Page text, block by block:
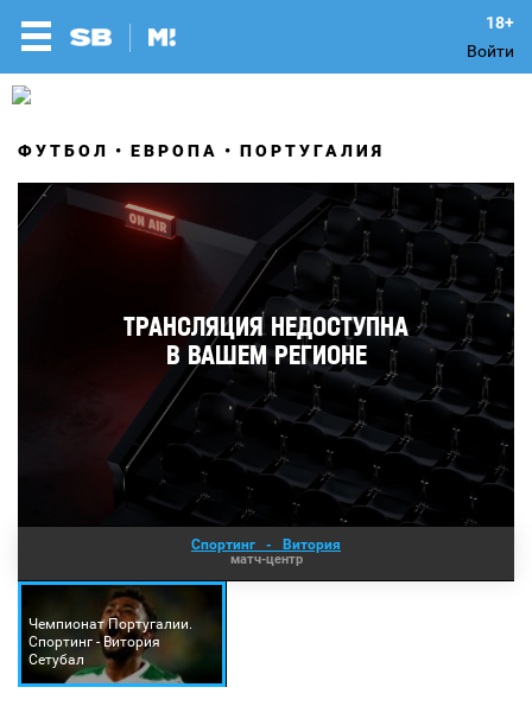
Войти
ФУТБОЛ ЕВРОПА ПОРТУГАЛИЯ
Спортинг - Витория
матч-центр
Чемпионат Португалии.
Спортинг - Витория
Сетубал